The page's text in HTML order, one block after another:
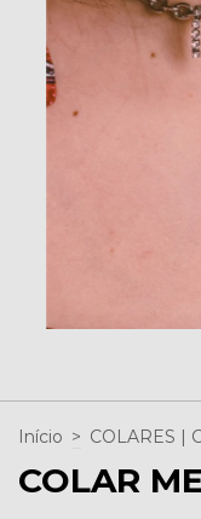
Início > COLARES |
COLAR